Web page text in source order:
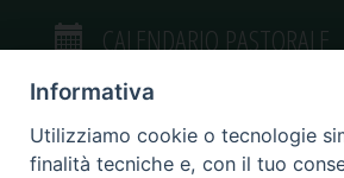
CALENDARIO PASTORALE
Informativa
Utilizziamo cookie o tecnologie
finalità tecniche e, con il tuo